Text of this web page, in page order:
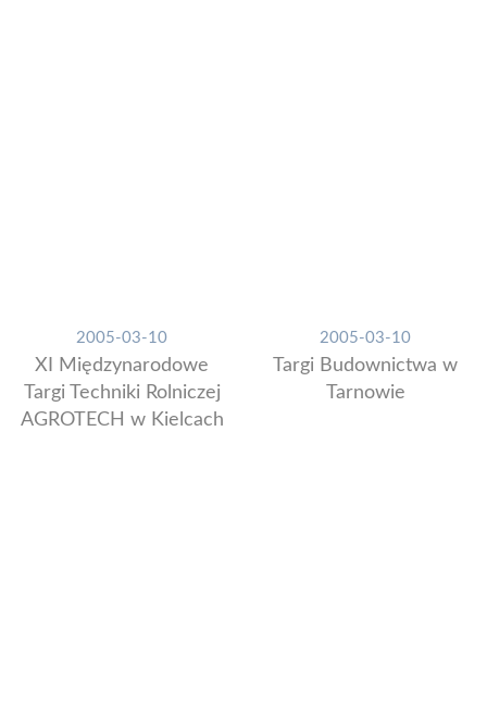
2005-03-10
XI Międzynarodowe
Targi Techniki Rolniczej
AGROTECH w Kielcach
2005-03-10
Targi Budownictwa w
Tarnowie